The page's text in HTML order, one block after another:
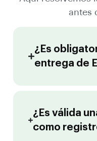
antes
¿Es
entrega de
¿Es válida
como